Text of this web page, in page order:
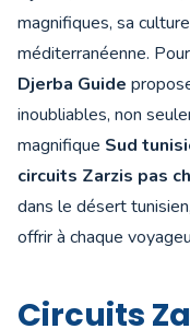
magnifiques, sa
méditerranéenne.
Djerba Guide
inoubliables, non
magnifique Sud
circuits Zarzis pas
dans le désert
offrir à chaque
Circuits